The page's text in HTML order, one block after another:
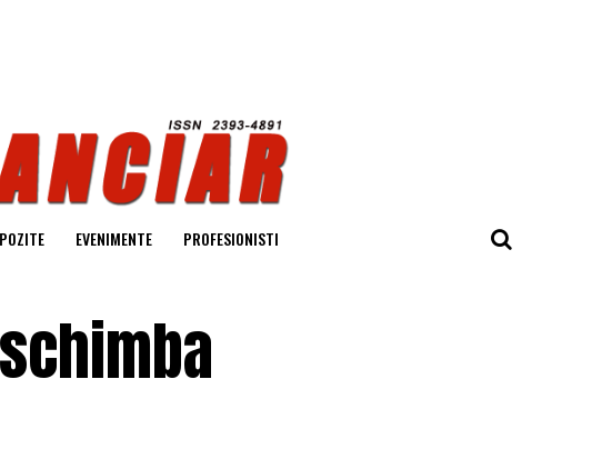
EVENIMENTE PROFESIONISTI